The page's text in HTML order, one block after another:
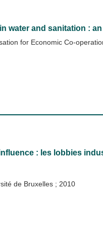
water and sanitation :
for Economic Co-
: les lobbies
de Bruxelles ; 2010